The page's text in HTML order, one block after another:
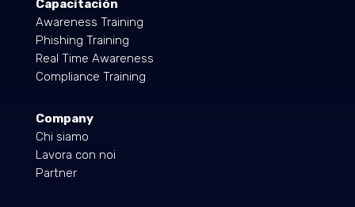
Capacitación
Awareness Training
Phishing Training
Real Time Awareness
Compliance Training
Company
Chi siamo
Lavora con noi
Partner